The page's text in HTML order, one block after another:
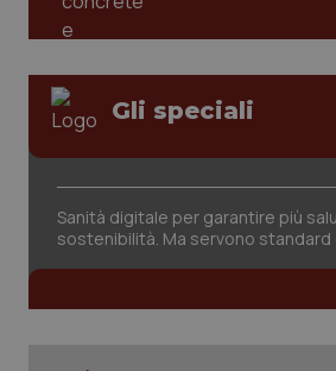
Gli speciali
Sanità digitale per garantire più
sostenibilità. Ma servono standard